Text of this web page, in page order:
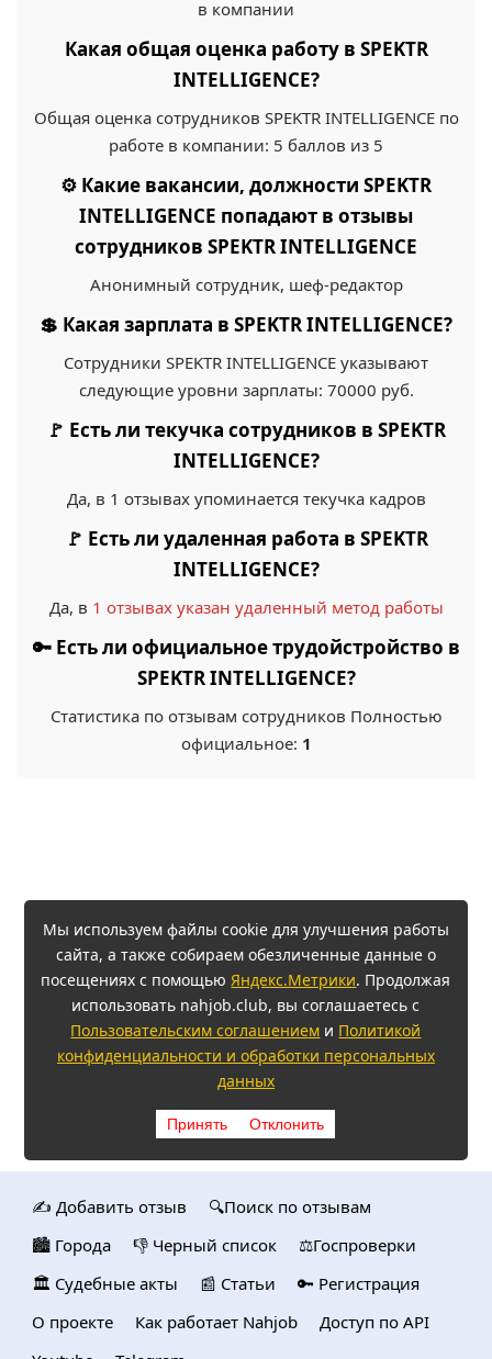
в компании
Какая общая оценка работу в SPEKTR
INTELLIGENCE?
Общая оценка сотрудников SPEKTR INTELLIGENCE по
работе в компании: 5 баллов из 5
⚙️ Какие вакансии, должности SPEKTR
INTELLIGENCE попадают в отзывы
сотрудников SPEKTR INTELLIGENCE
Анонимный сотрудник, шеф-редактор
💲 Какая зарплата в SPEKTR INTELLIGENCE?
Сотрудники SPEKTR INTELLIGENCE указывают
следующие уровни зарплаты: 70000 руб.
🚩 Есть ли текучка сотрудников в SPEKTR
INTELLIGENCE?
Да, в 1 отзывах упоминается текучка кадров
🚩 Есть ли удаленная работа в SPEKTR
INTELLIGENCE?
Да, в 1 отзывах указан удаленный метод работы
🔑 Есть ли официальное трудойстройство в
SPEKTR INTELLIGENCE?
Статистика по отзывам сотрудников Полностью
официальное: 1
Мы используем файлы cookie для улучшения работы
сайта, а также собираем обезличенные данные о
посещениях с помощьюЯндекс.Метрики. Продолжая
использовать nahjob.club, вы соглашаетесь с
Пользовательским соглашением и Политикой
конфиденциальности и обработки персональных
данных
Принять Отклонить
✍️ Добавить отзыв
🔍Поиск по отзывам
🏙️ Городa
👎 Черный список
⚖️Госпроверки
🏛️ Судебные акты
📰 Статьи
🔑 Регистрация
О проекте
Как работает Nahjob
Доступ по API